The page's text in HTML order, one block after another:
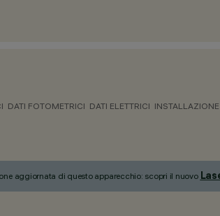
DATI FOTOMETRICI DATI ELETTRICI INSTALLAZIONE
aggiornata di questo apparecchio: scopri il nuovo